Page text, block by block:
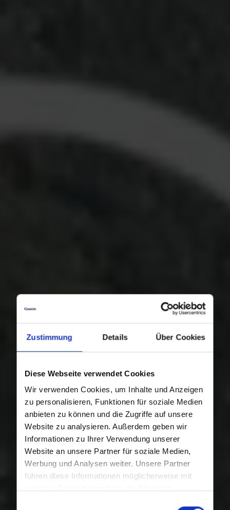
Zustimmung Details Über Cookies
Diese Webseite verwendet Cookies
Wir verwenden Cookies, um Inhalte und Anzeigen
zu personalisieren, Funktionen für soziale Medien
anbieten zu können und die Zugriffe auf unsere
Website zu analysieren. Außerdem geben wir
Informationen zu Ihrer Verwendung unserer
Website an unsere Partner für soziale Medien,
Werbung und Analysen weiter. Unsere Partner
führen diese Informationen möglicherweise mit